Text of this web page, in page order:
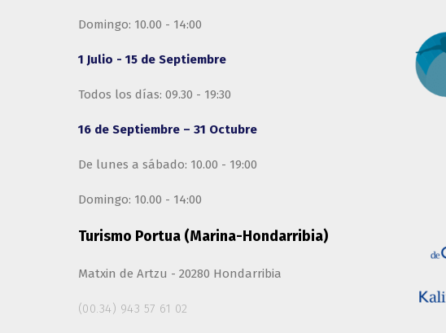
Domingo: 10.00 - 14:00
1 Julio - 15 de Septiembre
Todos los días: 09.30 - 19:30
16 de Septiembre – 31 Octubre
De lunes a sábado: 10.00 - 19:00
Domingo: 10.00 - 14:00
Turismo Portua (Marina-Hondarribia)
Matxin de Artzu - 20280 Hondarribia
(00.34) 943 57 61 02